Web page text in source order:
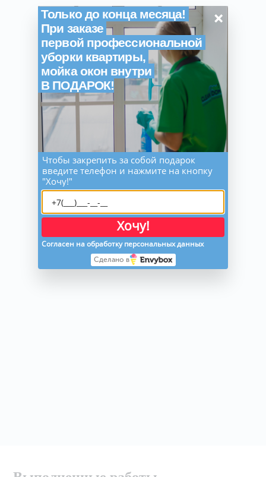
Только до конца месяца!
При заказе
первой профессиональной
уборки квартиры,
мойка окон внутри
В ПОДАРОК!
×
Чтобы закрепить за собой подарок
введите телефон и нажмите на кнопку
"Хочу!"
Хочу!
Согласен на обработку персональных данных
Сделано в